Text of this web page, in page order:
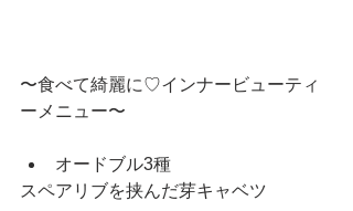
〜食べて綺麗に♡インナービューティ
ーメニュー〜
オードブル3種
スペアリブを挟んだ芽キャベツ